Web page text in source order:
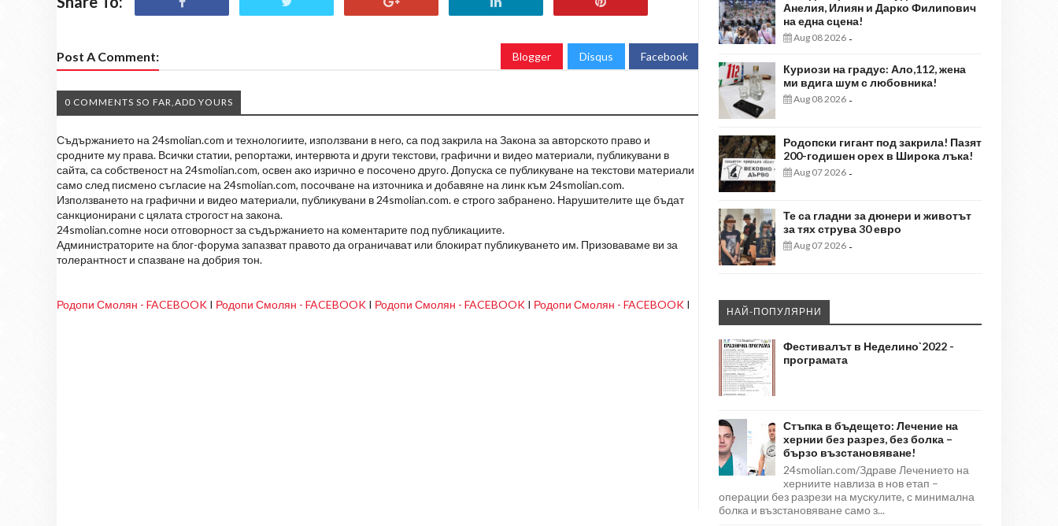
Post A Comment: Blogger Disqus Facebook
0 COMMENTS SO FAR,ADD YOURS
Съдържанието на 24smolian.com и технологиите, използвани в него, са под закрила на Закона за авторското право и
сродните му права. Всички статии, репортажи, интервюта и други текстови, графични и видео материали, публикувани в
сайта, са собственост на 24smolian.com, освен ако изрично е посочено друго. Допуска се публикуване на текстови материали
само след писмено съгласие на 24smolian.com, посочване на източника и добавяне на линк към 24smolian.com.
Използването на графични и видео материали, публикувани в 24smolian.com. е строго забранено. Нарушителите ще бъдат
санкционирани с цялата строгост на закона.
24smolian.comне носи отговорност за съдържанието на коментарите под публикациите.
Администраторите на блог-форума запазват правото да ограничават или блокират публикуването им. Призоваваме ви за
толерантност и спазване на добрия тон.
Родопи Смолян - FACEBOOK I Родопи Смолян - FACEBOOK I Родопи Смолян - FACEBOOK I Родопи Смолян - FACEBOOK I
Анелия, Илиян и Дарко Филипович
на една сцена!
Aug 08 2026 -
Куриози на градус: Ало,112, жена
ми вдига шум с любовника!
Aug 08 2026 -
Родопски гигант под закрила! Пазят
200-годишен орех в Широка лъка!
Aug 07 2026 -
Те са гладни за дюнери и животът
за тях струва 30 евро
Aug 07 2026 -
НАЙ-ПОПУЛЯРНИ
Фестивалът в Неделино`2022 -
програмата
Стъпка в бъдещето: Лечение на
хернии без разрез, без болка –
бързо възстановяване!
24smolian.com/Здраве Лечението на
херниите навлиза в нов етап –
операции без разрези на мускулите, с минимална
болка и възстановяване само з...